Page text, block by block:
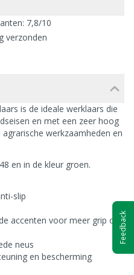
7,8/10
verzonden
is de ideale werklaars die
en met een zeer hoog
werkzaamheden en
en in de kleur groen.
slip
accenten voor meer grip op
neus
en bescherming
Feedback